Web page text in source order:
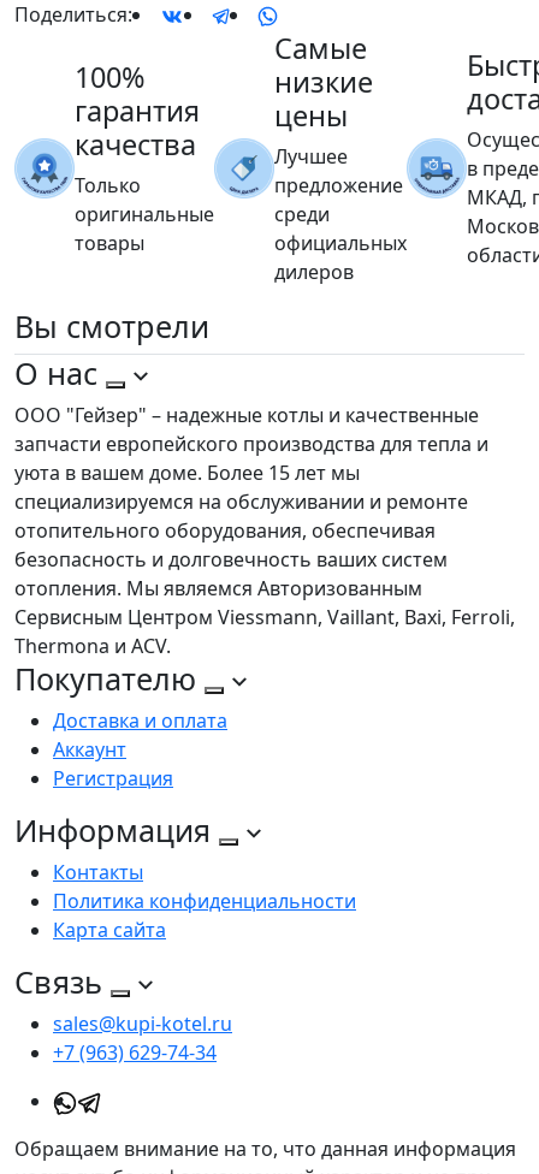
Поделиться:
100%
гарантия
качества
Только
оригинальные
товары
Самые
низкие
цены
Лучшее
предложение
среди
официальных
дилеров
в
МКАД,
Вы смотрели
О нас
ООО "Гейзер" – надежные котлы и качественные
запчасти европейского производства для тепла и
уюта в вашем доме. Более 15 лет мы
специализируемся на обслуживании и ремонте
отопительного оборудования, обеспечивая
безопасность и долговечность ваших систем
отопления. Мы являемся Авторизованным
Сервисным Центром Viessmann, Vaillant, Baxi, Ferroli,
Thermona и ACV.
Покупателю
Доставка и оплата
Аккаунт
Регистрация
Информация
Контакты
Политика конфиденциальности
Карта сайта
Связь
sales@kupi-kotel.ru
+7 (963) 629-74-34
Обращаем внимание на то, что данная информация